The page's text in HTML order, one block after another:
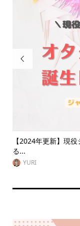

オタク友達に喜ばれ